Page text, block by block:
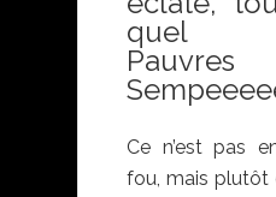
quel
Pauvres
Ce n’est pas
fou, mais plutôt